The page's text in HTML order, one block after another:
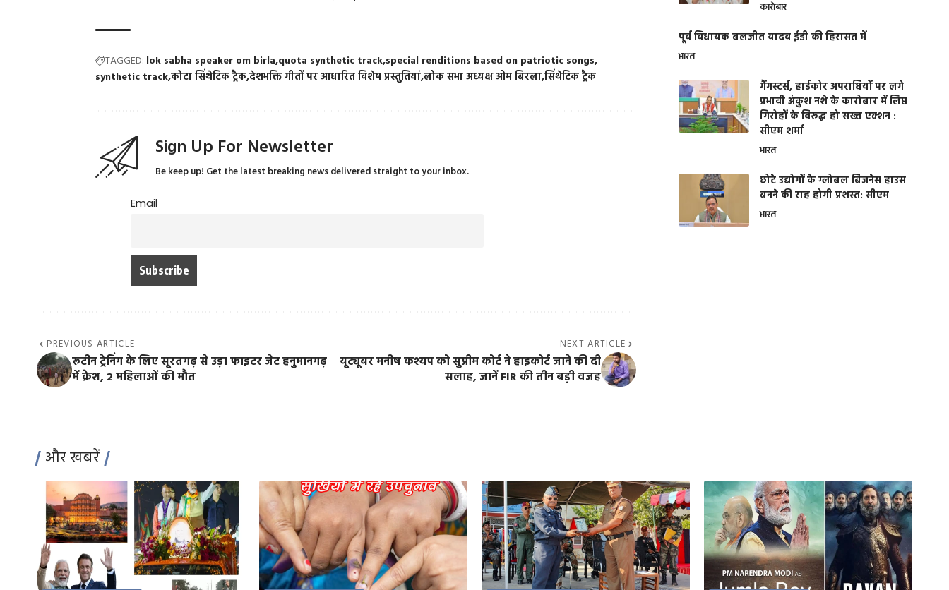
TAGGED: lok sabha speaker om birla quota synthetic track special renditions based on patriotic songs
synthetic trackकोटा सिंथेटिक ट्रैकदेशभक्ति गीतों पर आधारित विशेष प्रस्तुतियांलोक सभा अध्यक्ष ओम बिरलासिंथेटिक ट्रैक
Sign Up For Newsletter
Be keep up! Get the latest breaking news delivered straight to your inbox.
Email
PREVIOUS ARTICLE
रूटीन ट्रेनिंग के लिए सूरतगढ़ से उड़ा फाइटर जेट हनुमानगढ़
में क्रेश, 2 महिलाओं की मौत
NEXT ARTICLE
यूट्यूबर मनीष कश्यप को सुप्रीम कोर्ट ने हाइकोर्ट जाने की दी
सलाह, जानें FIR की तीन बड़ी वजह
कारोबार
पूर्व विधायक बलजीत यादव ईडी की हिरासत में
भारत
गैंगस्टर्स, हार्डकोर अपराधियों पर लगे
प्रभावी अंकुश नशे के कारोबार में लिप्त
गिरोहों के विरूद्ध हो सख्त एक्शन :
सीएम शर्मा
भारत
छोटे उद्योगों के ग्लोबल बिजनेस हाउस
बनने की राह होगी प्रशस्त: सीएम
भारत
और खबरें